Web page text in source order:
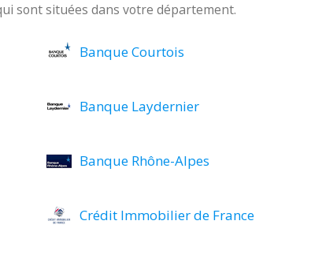
sont situées dans votre département.
Banque Courtois
Banque Laydernier
Banque Rhône-Alpes
Crédit Immobilier de France